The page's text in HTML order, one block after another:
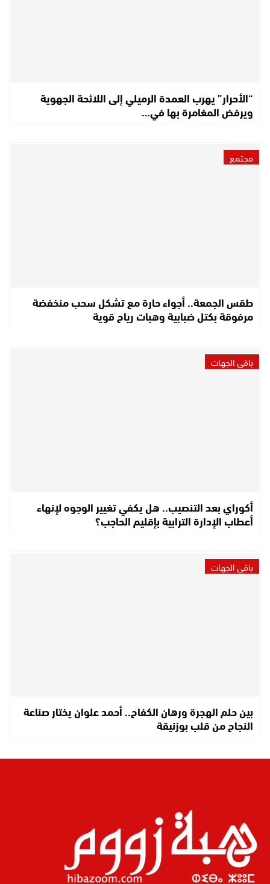
“الأحرار” يهرب العمدة الرميلي إلى اللائحة الجهوية
ويرفض المغامرة بها في…
مجتمع
طقس الجمعة.. أجواء حارة مع تشكل سحب منخفضة
مرفوقة بكتل ضبابية وهبات رياح قوية
باقي الجهات
أكوراي بعد التنصيب.. هل يكفي تغيير الوجوه لإنهاء
أعطاب الإدارة الترابية بإقليم الحاجب؟
باقي الجهات
بين حلم الهجرة ورهان الكفاح.. أحمد علوان يختار صناعة
النجاح من قلب بوزنيقة